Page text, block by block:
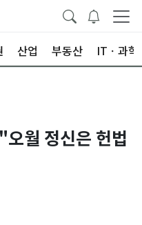
산업 부동산 ITㆍ과학
월 정신은 헌법